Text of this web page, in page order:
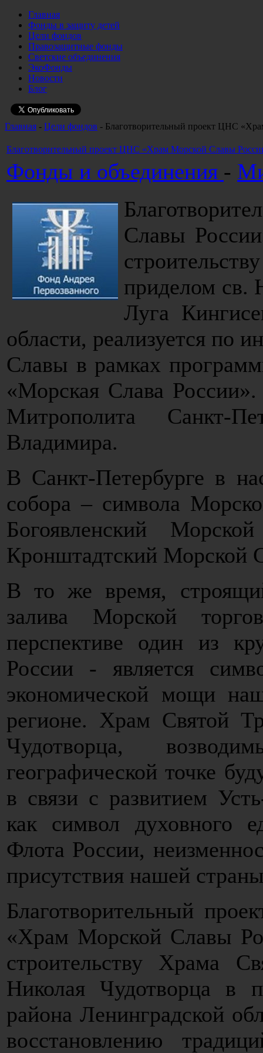
Главная
Фонды в защиту детей
Цели фондов
Правозащитные фонды
Светские объединения
ЭкоФонды
Новости
Блог
Главная - Цели фондов - Благотворительный проект ЦНС
Благотворительный проект ЦНС «Храм Морской Славы
Фонды и объединения -
Славы
приделом св.
Луга
области, реализуется по
Славы в рамках
«Морская Слава
Митрополита Санкт-
Владимира.
В Санкт-Петербурге в
собора – символа
Богоявленский
Кронштадтский Морской
В то же время,
залива Морской
перспективе один из
России - является
экономической мощи
регионе. Храм Святой
Чудотворца,
географической точке
в связи с развитием
как символ духовного
Флота России,
присутствия нашей
Благотворительный
«Храм Морской Славы
строительству Храма
Николая Чудотворца в
района Ленинградской
восстановлению